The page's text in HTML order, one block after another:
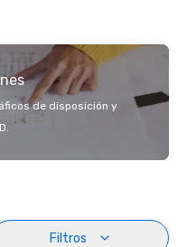
de disposición y
Filtros